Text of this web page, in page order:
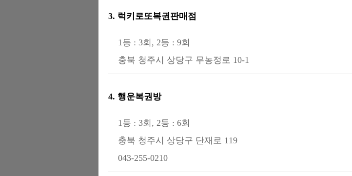
3. 럭키로또복권판매점
1등 : 3회, 2등 : 9회
충북 청주시 상당구 무농정로 10-1
4. 행운복권방
1등 : 3회, 2등 : 6회
충북 청주시 상당구 단재로 119
043-255-0210